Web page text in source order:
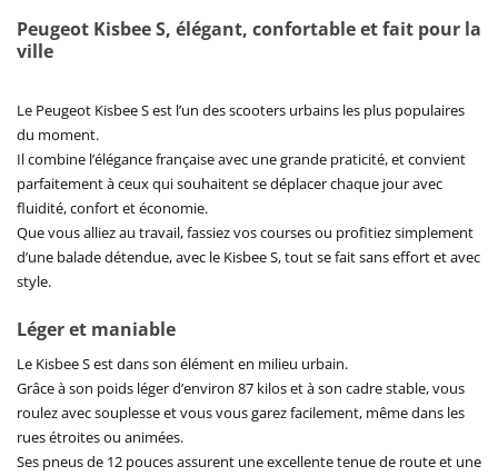
Peugeot Kisbee S, élégant, confortable et fait pour la
ville
Le Peugeot Kisbee S est l’un des scooters urbains les plus populaires
du moment.
Il combine l’élégance française avec une grande praticité, et convient
parfaitement à ceux qui souhaitent se déplacer chaque jour avec
fluidité, confort et économie.
Que vous alliez au travail, fassiez vos courses ou profitiez simplement
d’une balade détendue, avec le Kisbee S, tout se fait sans effort et avec
style.
Léger et maniable
Le Kisbee S est dans son élément en milieu urbain.
Grâce à son poids léger d’environ 87 kilos et à son cadre stable, vous
roulez avec souplesse et vous vous garez facilement, même dans les
rues étroites ou animées.
Ses pneus de 12 pouces assurent une excellente tenue de route et une